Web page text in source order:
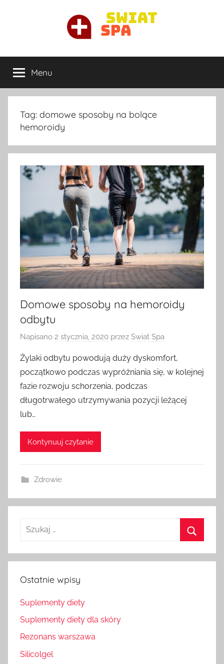
Ortopeda
Warszawa
prywatnie
w
Warszawie
Menu
Tag: domowe sposoby na bolące
hemoroidy
Domowe sposoby na hemoroidy
odbytu
Napisano 2 stycznia, 2020 przez Swiat Spa
Żylaki odbytu powodują duży dyskomfort,
początkowo podczas wypróżniania się, w kolejnej
fazie rozwoju schorzenia, podczas
długotrwałego utrzymywania pozycji leżącej
lub…
Kontynuuj czytanie
Zdrowie
Szukaj
Ostatnie wpisy
Suplementy diety
Suplementy diety dla skóry
Rezonans warszawa
Silicolgel